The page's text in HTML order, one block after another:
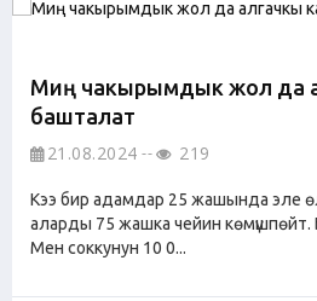
Миң чакырымдык жол да
башталат
21.08.2024 219
Кээ бир адамдар 25 жашында эле
аларды 75 жашка чейин
Мен соккунун 10 0...